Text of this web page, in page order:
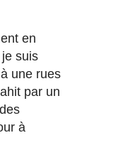
en
suis
une rues
par un
à